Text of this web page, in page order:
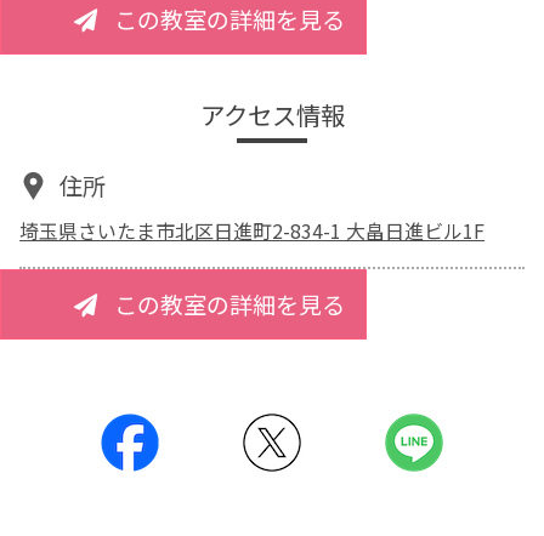
この教室の詳細を見る
アクセス情報
住所
埼玉県さいたま市北区日進町2-834-1 大畠日進ビル1F
この教室の詳細を見る